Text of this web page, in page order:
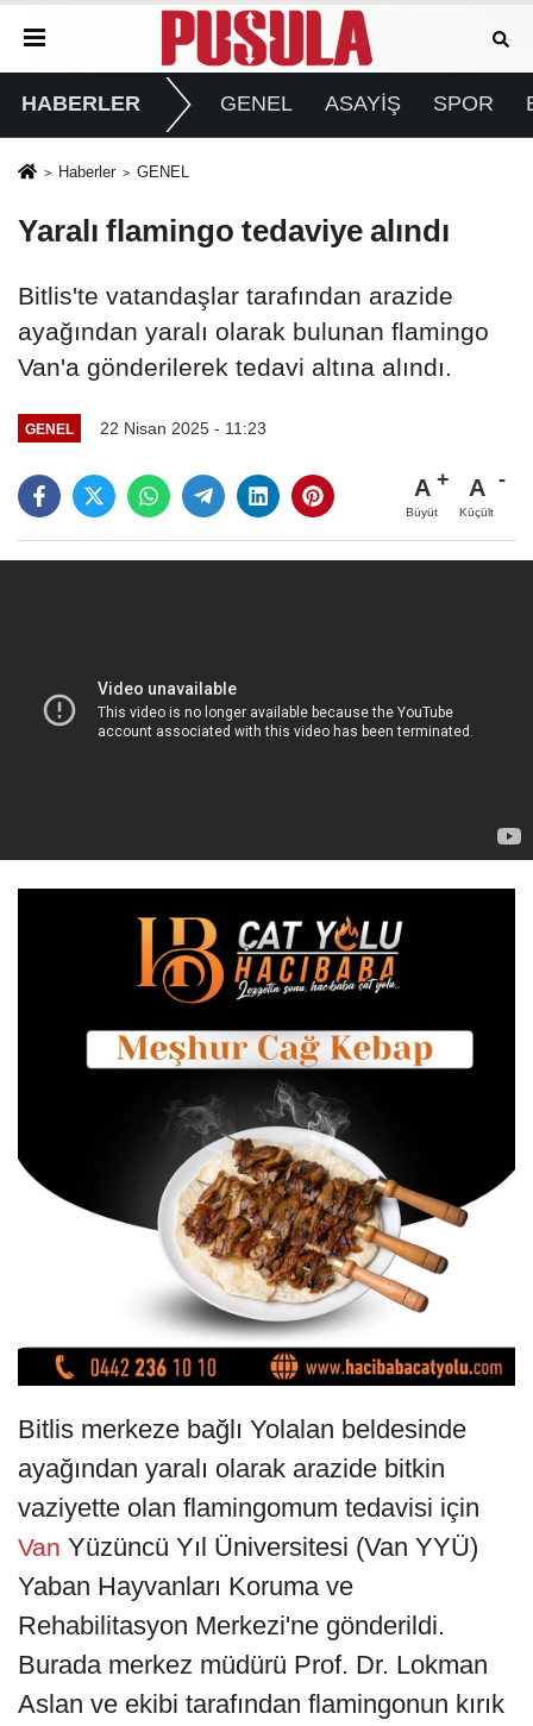
HABERLER GENEL ASAYİŞ SPOR
Haberler GENEL
Yaralı flamingo tedaviye alındı
Bitlis'te vatandaşlar tarafından arazide
ayağından yaralı olarak bulunan flamingo
Van'a gönderilerek tedavi altına alındı.
GENEL 22 Nisan 2025 - 11:23
A
Büyüt
A
Küçült
Bitlis merkeze bağlı Yolalan beldesinde
ayağından yaralı olarak arazide bitkin
vaziyette olan flamingomum tedavisi için
Van Yüzüncü Yıl Üniversitesi (Van YYÜ)
Yaban Hayvanları Koruma ve
Rehabilitasyon Merkezi'ne gönderildi.
Burada merkez müdürü Prof. Dr. Lokman
Aslan ve ekibi tarafından flamingonun kırık